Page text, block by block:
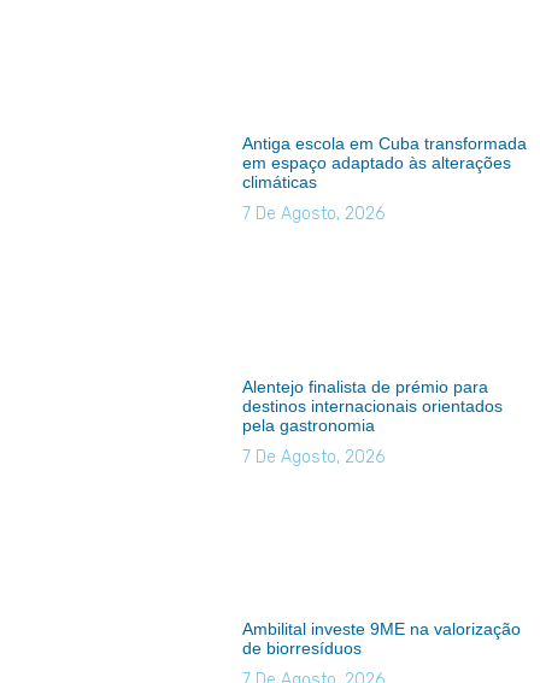
Antiga escola em Cuba transformada
em espaço adaptado às alterações
climáticas
7 De Agosto, 2026
Alentejo finalista de prémio para
destinos internacionais orientados
pela gastronomia
7 De Agosto, 2026
Ambilital investe 9ME na valorização
de biorresíduos